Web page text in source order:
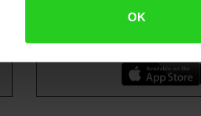
OK
Downloade